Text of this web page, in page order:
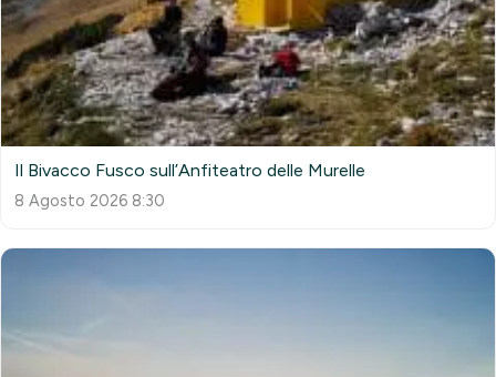
Il Bivacco Fusco sull’Anfiteatro delle Murelle
8 Agosto 2026 8:30